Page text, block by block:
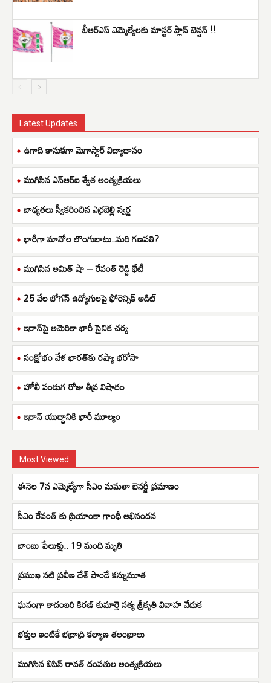
బీఆర్ఎస్ ఎమ్మెల్యేలకు మాస్టర్ ప్లాన్ టెన్షన్ !!
Latest Updates
ఉగాది కానుకగా మెగాస్టార్ విద్యాదానం
ముగిసిన ఎన్ఆర్ఐ శ్వేత అంత్యక్రియలు
బాధ్యతలు స్వీకరించిన ఎర్రబెల్లి స్వర్ణ
భారీగా మావోల లొంగుబాటు..మరి గణపతి?
ముగిసిన అమిత్ షా – రేవంత్ రెడ్డి భేటీ
25 వేల బోగస్ ఉద్యోగులపై ఫోరెన్సిక్ ఆడిట్
ఇరాన్‌పై అమెరికా భారీ సైనిక చర్య
సంక్షోభం వేళ భారత్‌కు రష్యా భరోసా
హోలీ పండుగ రోజు తీవ్ర విషాదం
ఇరాన్ యుద్ధానికి భారీ మూల్యం
Most Viewed
ఈనెల 7న ఎమ్మెల్యేగా సీఎం మమతా బెనర్జీ ప్రమాణం
సీఎం రేవంత్ కు ప్రియాంకా గాంధీ అభినందన
బాంబు పేలుళ్లు.. 19 మంది మృతి
ప్రముఖ నటి ప్రవీణ దేశ్ పాండే కన్నుమూత
ఘనంగా కాదంబరి కిరణ్ కుమార్తె సత్య శ్రీకృతి వివాహ వేడుక
భక్తుల ఇంటికే భద్రాద్రి కల్యాణ తలంబ్రాలు
ముగిసిన బిపిన్ రావత్ దంపతుల అంత్యక్రియలు